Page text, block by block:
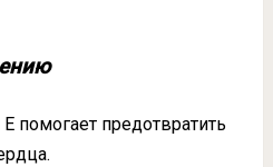
помогает предотвратить